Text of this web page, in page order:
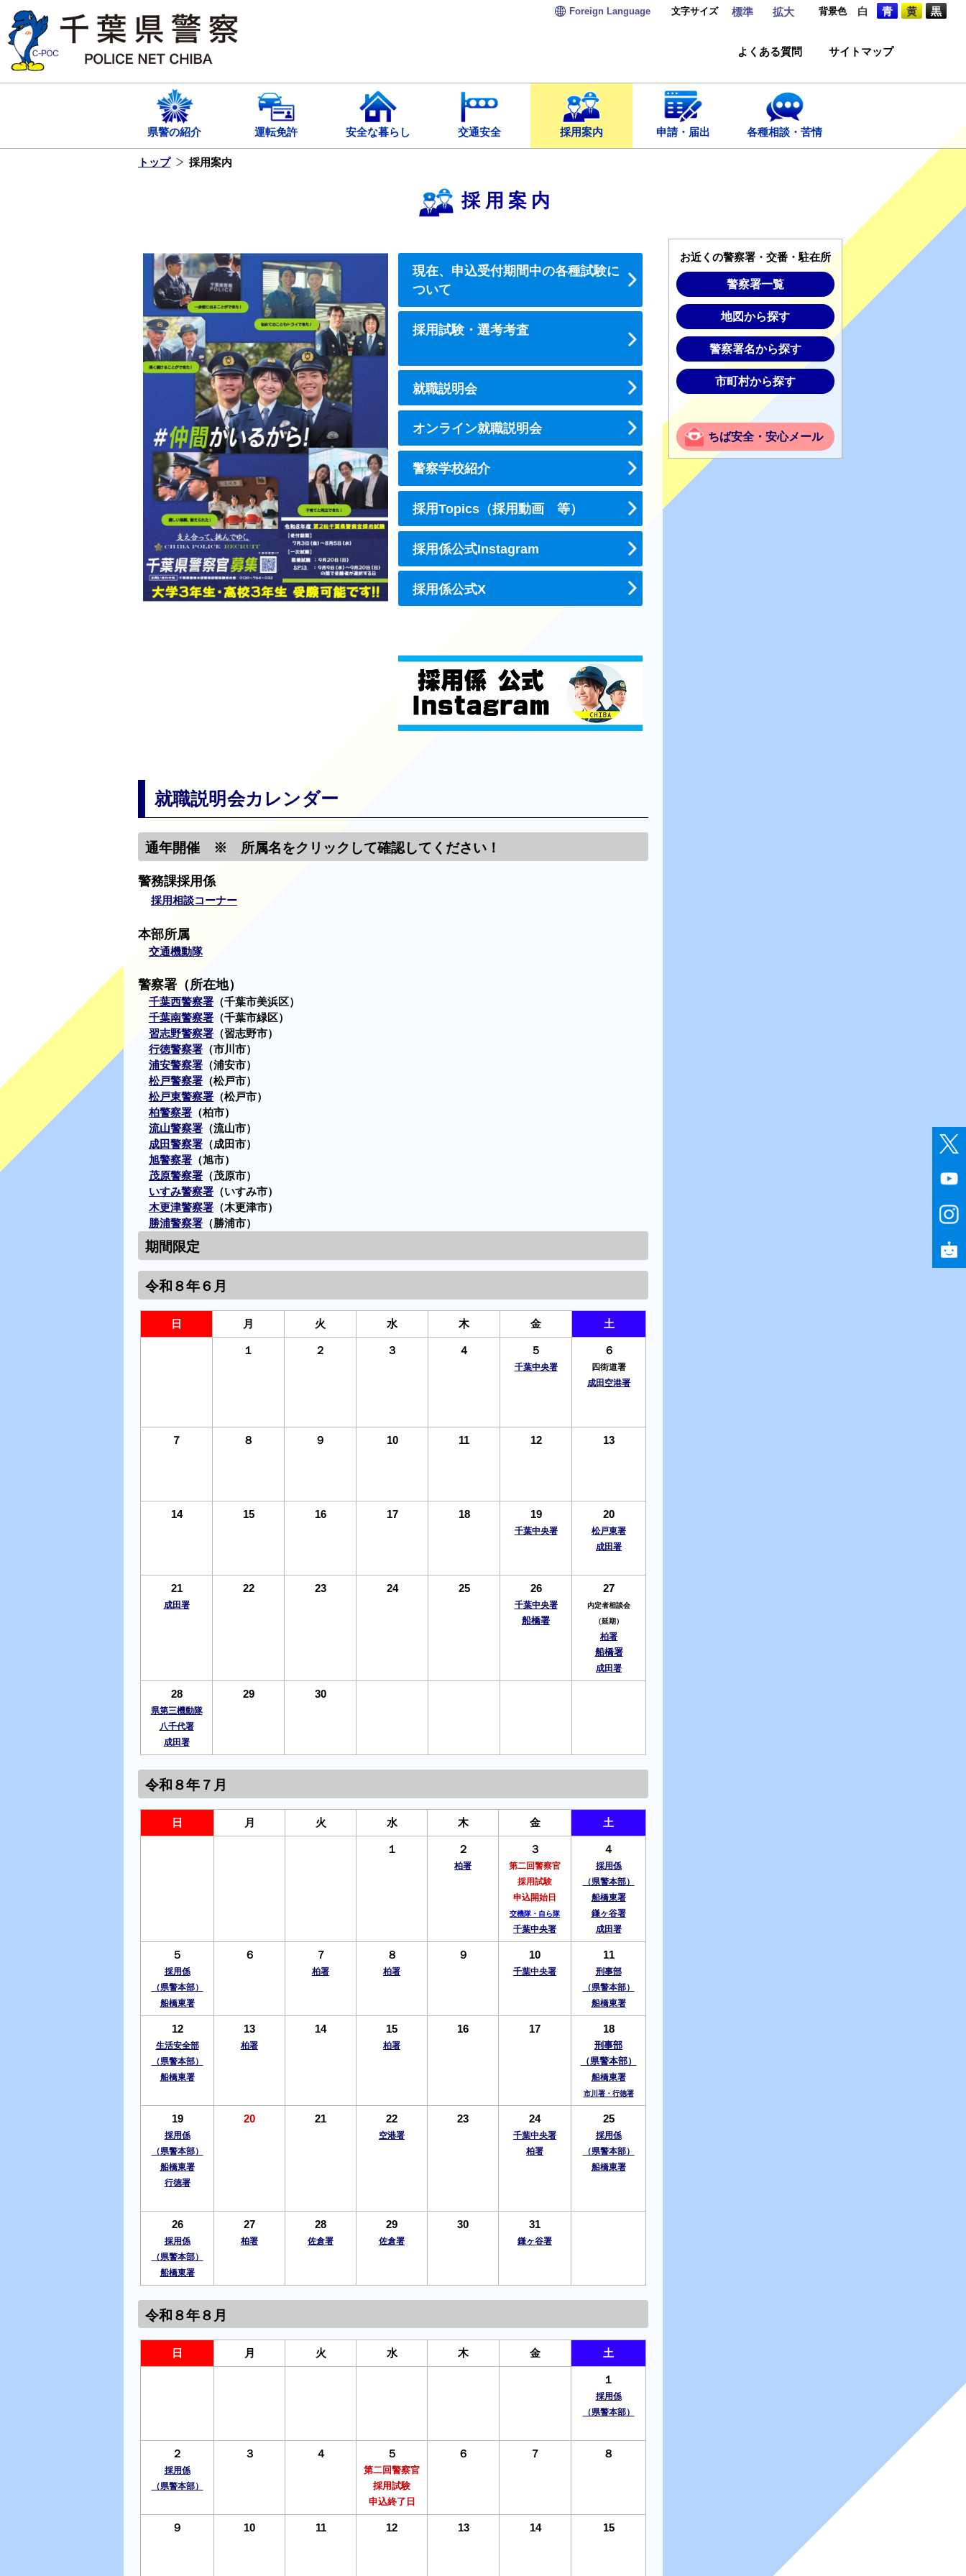
ス
キ
ま
Foreign Language 文字サイズ 標準 拡大 背景色 白 青 黄 黒
よくある質問 サイトマップ
県警の紹介 運転免許 安全な暮らし 交通安全 採用案内 申請・届出 各種相談・苦情
トップ 採用案内
採用案内
現在、申込受付期間中の各種試験に
ついて
採用試験・選考考査
就職説明会
オンライン就職説明会
警察学校紹介
採用Topics（採用動画 等）
採用係公式Instagram
採用係公式X
就職説明会カレンダー
通年開催 ※ 所属名をクリックして確認してください！
警務課採用係
採用相談コーナー
本部所属
交通機動隊
警察署（所在地）
千葉西警察署 （千葉市美浜区）
千葉南警察署 （千葉市緑区）
習志野警察署 （習志野市）
行徳警察署 （市川市）
浦安警察署 （浦安市）
松戸警察署 （松戸市）
松戸東警察署 （松戸市）
柏警察署 （柏市）
流山警察署 （流山市）
成田警察署 （成田市）
旭警察署 （旭市）
茂原警察署 （茂原市）
いすみ警察署 （いすみ市）
木更津警察署 （木更津市）
勝浦警察署 （勝浦市）
期間限定
令和８年６月
日 月 火 水 木 金 土
１ ２ ３ ４ ５
千葉中央署
６
四街道署
成田空港署
７ ８ ９ 10 11 12 13
14 15 16 17 18 19
千葉中央署
20
松戸東署
成田署
21
成田署
22 23 24 25 26
千葉中央署
船橋署
27
内定者相談会
（延期）
柏署
船橋署
成田署
28
県第三機動隊
八千代署
成田署
29 30
令和８年７月
日 月 火 水 木 金 土
１ ２
柏署
３
第二回警察官
採用試験
申込開始日
交機隊・自ら隊
千葉中央署
４
採用係
（県警本部）
船橋東署
鎌ヶ谷署
成田署
５
採用係
（県警本部）
船橋東署
６ ７
柏署
８
柏署
９ 10
千葉中央署
11
刑事部
（県警本部）
船橋東署
12
生活安全部
（県警本部）
船橋東署
13
柏署
14 15
柏署
16 17 18
刑事部
（県警本部）
船橋東署
市川署・行徳署
19
採用係
（県警本部）
船橋東署
行徳署
20 21 22
空港署
23 24
千葉中央署
柏署
25
採用係
（県警本部）
船橋東署
26
採用係
（県警本部）
船橋東署
27
柏署
28
佐倉署
29
佐倉署
30 31
鎌ヶ谷署
令和８年８月
日 月 火 水 木 金 土
１
採用係
（県警本部）
２
採用係
（県警本部）
３ ４ ５
第二回警察官
採用試験
申込終了日
６ ７ ８
９ 10 11 12 13 14 15
お近くの警察署・交番・駐在所
警察署一覧
地図から探す
警察署名から探す
市町村から探す
ちば安全・安心メール